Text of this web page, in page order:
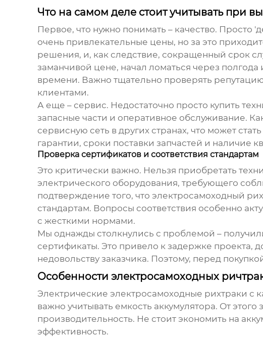
Что на самом деле стоит учитывать при
Первое, что нужно понимать – качество. Просто
очень привлекательные цены, но за это
решения, и, как следствие, сокращенный срок
заманчивой цене, начал ломаться через
времени. Важно тщательно проверять
клиентами.
А еще – сервис. Недостаточно просто купить
запасные части и оперативное обслуживание.
сервисную сеть в других странах, что может
гарантии, сроки поставки запчастей и наличие
Проверка сертификатов и соответствия стандартам
Это критически важно. Нельзя приобретать
электрического оборудования, требующего
подтверждение того, что электросамоходный
стандартам. Вопросы соответствия особенно
с жесткими нормами.
Мы однажды столкнулись с проблемой –
сертификаты. Это привело к задержке проекта,
недовольству заказчика. Поэтому, перед
Особенности электросамоходных
Электрические электросамоходные рихтраки с
важно учитывать емкость аккумулятора. От
производительность. Не стоит экономить на
эффективность.